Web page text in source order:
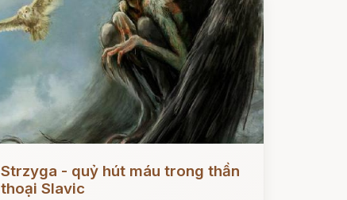
Strzyga - quỷ hút máu trong thần
thoại Slavic